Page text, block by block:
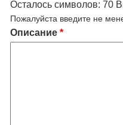
Осталось символов: 70
Пожалуйста введите не
Описание *